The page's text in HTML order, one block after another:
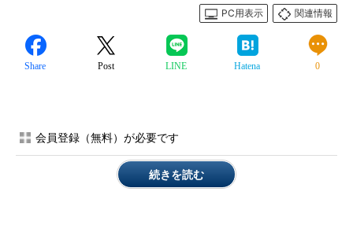
PC用表示
関連情報
Share Post LINE Hatena 0
会員登録（無料）が必要です
続きを読む